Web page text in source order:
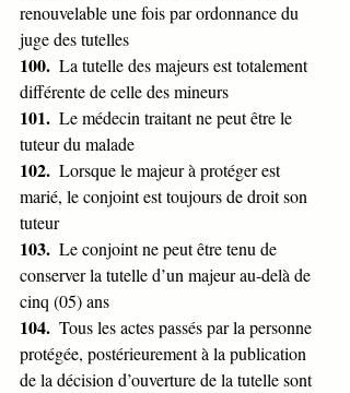
renouvelable une fois par ordonnance du
juge des tutelles
100. La tutelle des majeurs est totalement
différente de celle des mineurs
101. Le médecin traitant ne peut être le
tuteur du malade
102. Lorsque le majeur à protéger est
marié, le conjoint est toujours de droit son
tuteur
103. Le conjoint ne peut être tenu de
conserver la tutelle d’un majeur au-delà de
cinq (05) ans
104. Tous les actes passés par la personne
protégée, postérieurement à la publication
de la décision d’ouverture de la tutelle sont